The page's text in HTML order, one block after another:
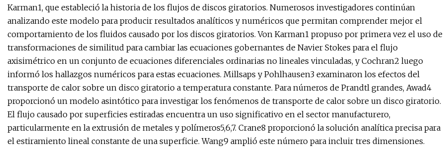
Karman1, que estableció la historia de los flujos de discos giratorios. Numerosos investigadores continúan
analizando este modelo para producir resultados analíticos y numéricos que permitan comprender mejor el
comportamiento de los fluidos causado por los discos giratorios. Von Karman1 propuso por primera vez el uso de
transformaciones de similitud para cambiar las ecuaciones gobernantes de Navier Stokes para el flujo
axisimétrico en un conjunto de ecuaciones diferenciales ordinarias no lineales vinculadas, y Cochran2 luego
informó los hallazgos numéricos para estas ecuaciones. Millsaps y Pohlhausen3 examinaron los efectos del
transporte de calor sobre un disco giratorio a temperatura constante. Para números de Prandtl grandes, Awad4
proporcionó un modelo asintótico para investigar los fenómenos de transporte de calor sobre un disco giratorio.
El flujo causado por superficies estiradas encuentra un uso significativo en el sector manufacturero,
particularmente en la extrusión de metales y polímeros5,6,7. Crane8 proporcionó la solución analítica precisa para
el estiramiento lineal constante de una superficie. Wang9 amplió este número para incluir tres dimensiones.